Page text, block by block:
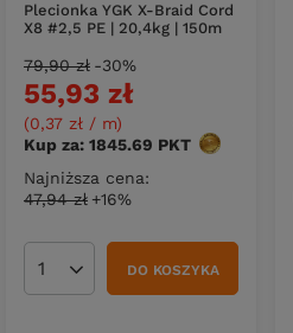
Plecionka YGK X-Braid Cord
X8 #2,5 PE | 20,4kg | 150m
55,93 zł
(0,37 zł / m)
Kup za: 1845.69 PKT punktów
Najniższa cena:
47,94 zł +16%
79,90 zł -30%
Ilość produktówDO KOSZYKA